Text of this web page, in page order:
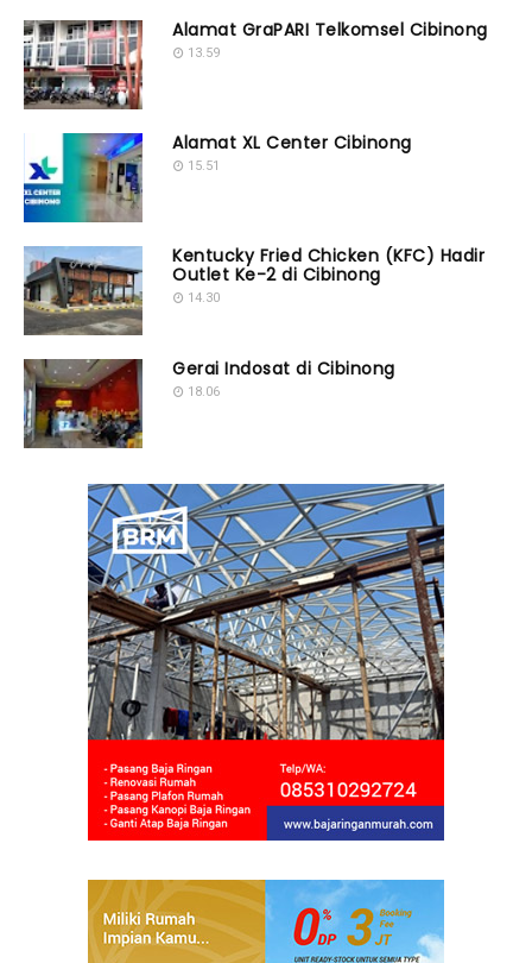
Alamat GraPARI Telkomsel Cibinong
13.59
Alamat XL Center Cibinong
15.51
Kentucky Fried Chicken (KFC) Hadir
Outlet Ke-2 di Cibinong
14.30
Gerai Indosat di Cibinong
18.06